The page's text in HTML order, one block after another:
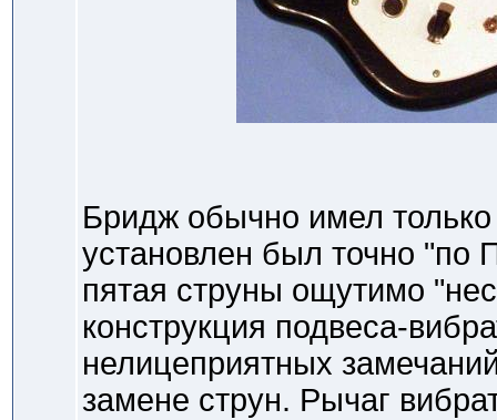
Бридж обычно имел
установлен был точно "по
пятая струны ощутимо
конструкция подвеса-
нелицеприятных
замене струн. Рычаг